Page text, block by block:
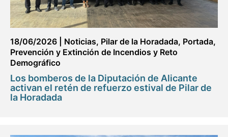
18/06/2026 Noticias, Pilar de la Horadada, Portada,
Prevención y Extinción de Incendios y Reto
Demográfico
Los bomberos de la Diputación de Alicante
activan el retén de refuerzo estival de Pilar de
la Horadada